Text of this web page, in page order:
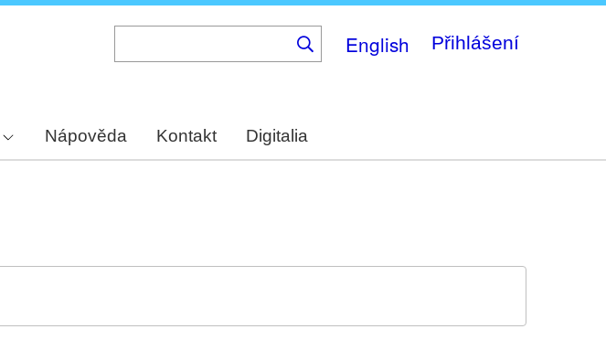
English Přihlášení
Nápověda Kontakt Digitalia